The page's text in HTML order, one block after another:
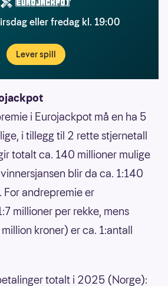
eller fredag kl. 19:00
Lever spill
i Eurojackpot må en ha 5
i tillegg til 2 rette stjernetall
totalt ca. 140 millioner mulige
blir da ca. 1:140
For andrepremie er
millioner per rekke, mens
kroner) er ca. 1:antall
totalt i 2025 (Norge):